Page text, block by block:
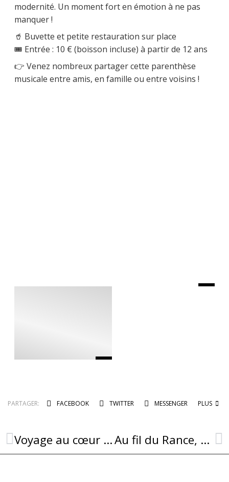
modernité. Un moment fort en émotion à ne pas
manquer !
🥤 Buvette et petite restauration sur place
🎟️ Entrée : 10 € (boisson incluse) à partir de 12 ans
👉 Venez nombreux partager cette parenthèse
musicale entre amis, en famille ou entre voisins !
PARTAGER: FACEBOOK TWITTER MESSENGER PLUS
Voyage au cœur du Moyen Âge avec Taïlitz Au fil du Rance, une balade nature au cœur de la biodiversité